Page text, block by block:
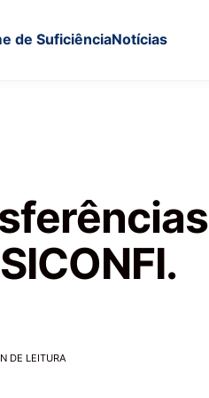
de SuficiênciaNotícias
DE LEITURA